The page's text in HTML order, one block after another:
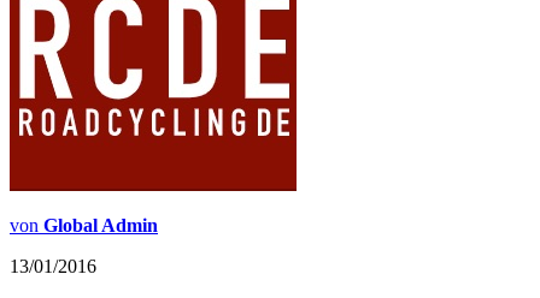
von Global Admin
13/01/2016